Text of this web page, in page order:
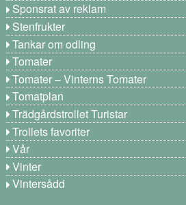
Sponsrat av reklam
Stenfrukter
Tankar om odling
Tomater
Tomater – Vinterns Tomater
Tomatplan
Trädgårdstrollet Turistar
Trollets favoriter
Vår
Vinter
Vintersådd